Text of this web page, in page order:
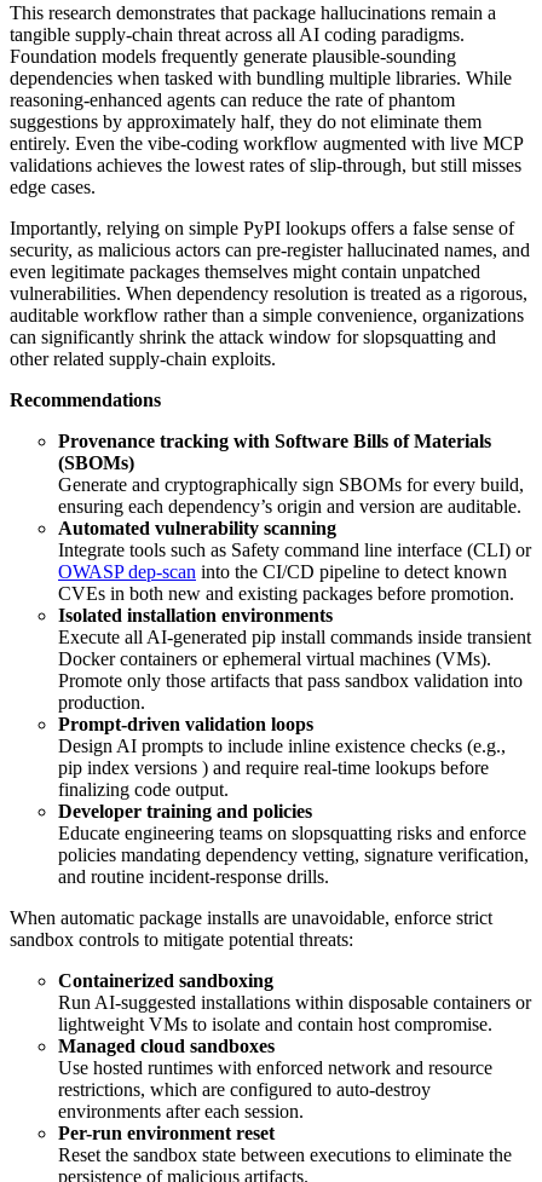
This research demonstrates that package hallucinations remain a
tangible supply-chain threat across all AI coding paradigms.
Foundation models frequently generate plausible-sounding
dependencies when tasked with bundling multiple libraries. While
reasoning-enhanced agents can reduce the rate of phantom
suggestions by approximately half, they do not eliminate them
entirely. Even the vibe-coding workflow augmented with live MCP
validations achieves the lowest rates of slip-through, but still misses
edge cases.
Importantly, relying on simple PyPI lookups offers a false sense of
security, as malicious actors can pre-register hallucinated names, and
even legitimate packages themselves might contain unpatched
vulnerabilities. When dependency resolution is treated as a rigorous,
auditable workflow rather than a simple convenience, organizations
can significantly shrink the attack window for slopsquatting and
other related supply-chain exploits.
Recommendations
Provenance tracking with Software Bills of Materials
(SBOMs)
Generate and cryptographically sign SBOMs for every build,
ensuring each dependency’s origin and version are auditable.
Automated vulnerability scanning
Integrate tools such as Safety command line interface (CLI) or
OWASP dep-scan into the CI/CD pipeline to detect known
CVEs in both new and existing packages before promotion.
Isolated installation environments
Execute all AI-generated pip install commands inside transient
Docker containers or ephemeral virtual machines (VMs).
Promote only those artifacts that pass sandbox validation into
production.
Prompt-driven validation loops
Design AI prompts to include inline existence checks (e.g.,
pip index versions ) and require real-time lookups before
finalizing code output.
Developer training and policies
Educate engineering teams on slopsquatting risks and enforce
policies mandating dependency vetting, signature verification,
and routine incident-response drills.
When automatic package installs are unavoidable, enforce strict
sandbox controls to mitigate potential threats:
Containerized sandboxing
Run AI-suggested installations within disposable containers or
lightweight VMs to isolate and contain host compromise.
Managed cloud sandboxes
Use hosted runtimes with enforced network and resource
restrictions, which are configured to auto-destroy
environments after each session.
Per-run environment reset
Reset the sandbox state between executions to eliminate the
persistence of malicious artifacts.